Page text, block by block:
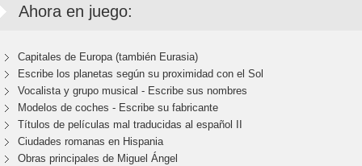
Ahora en juego:
Capitales de Europa (también Eurasia)
Escribe los planetas según su proximidad con el Sol
Vocalista y grupo musical - Escribe sus nombres
Modelos de coches - Escribe su fabricante
Títulos de películas mal traducidas al español II
Ciudades romanas en Hispania
Obras principales de Miguel Ángel